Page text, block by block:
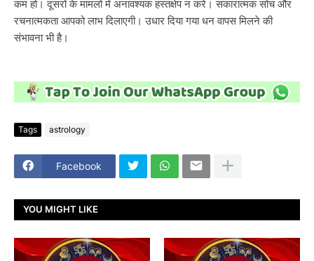
कम हो। दूसरों के मामलों में अनावश्यक हस्तक्षेप न करें। सकारात्मक सोच और
रचनात्मकता आपको लाभ दिलाएगी। उधार दिया गया धन वापस मिलने की
संभावना भी है।
Tags astrology
Facebook
YOU MIGHT LIKE